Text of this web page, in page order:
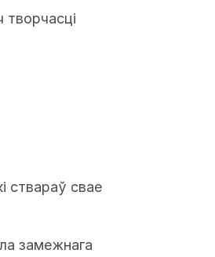
ствараў свае
замежнага